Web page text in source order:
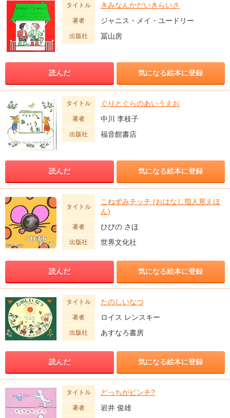
タイトル きみなんかだいきらいさ
著者 ジャニス・メイ・ユードリー
出版社 冨山房
読んだ 気になる絵本に登録
タイトル ぐりとぐらのあいうえお
著者 中川 李枝子
出版社 福音館書店
読んだ 気になる絵本に登録
タイトル
こねずみチッチ (おはなし指人形えほ
ん)
著者 ひびの さほ
出版社 世界文化社
読んだ 気になる絵本に登録
タイトル たのしいなつ
著者 ロイス レンスキー
出版社 あすなろ書房
読んだ 気になる絵本に登録
タイトル どっちがピンチ?
著者 岩井 俊雄